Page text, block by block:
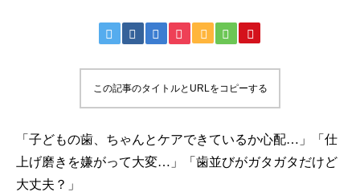
この記事のタイトルとURLをコピーする
「子どもの歯、ちゃんとケアできているか心配…」「仕
上げ磨きを嫌がって大変…」「歯並びがガタガタだけど
大丈夫？」